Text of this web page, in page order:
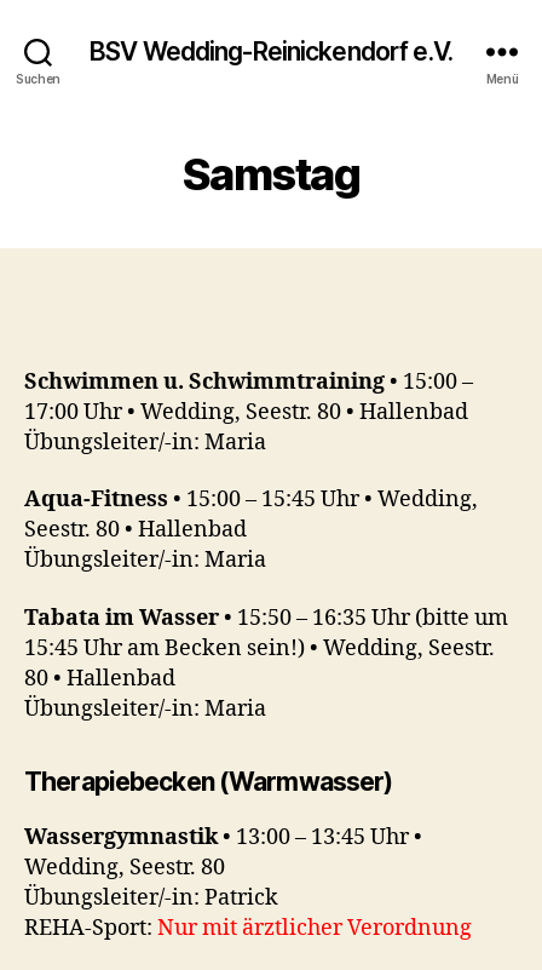
Suchen
BSV Wedding-Reinickendorf e.V.
Menü
Samstag
Schwimmen u. Schwimmtraining • 15:00 –
17:00 Uhr • Wedding, Seestr. 80 • Hallenbad
Übungsleiter/-in: Maria
Aqua-Fitness • 15:00 – 15:45 Uhr • Wedding,
Seestr. 80 • Hallenbad
Übungsleiter/-in: Maria
Tabata im Wasser • 15:50 – 16:35 Uhr (bitte um
15:45 Uhr am Becken sein!) • Wedding, Seestr.
80 • Hallenbad
Übungsleiter/-in: Maria
Therapiebecken (Warmwasser)
Wassergymnastik• 13:00 – 13:45 Uhr •
Wedding, Seestr. 80
Übungsleiter/-in: Patrick
REHA-Sport: Nur mit ärztlicher Verordnung